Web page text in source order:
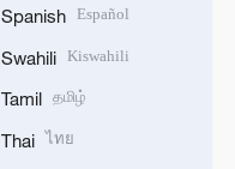
Spanish Español
Swahili Kiswahili
Tamil தமிழ்
Thai ไทย